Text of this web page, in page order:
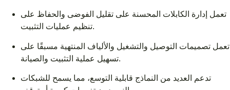
تعمل إدارة الكابلات المحسنة على تقليل الفوضى والحفاظ على
تنظيم عمليات التثبيت.
تعمل تصميمات التوصيل والتشغيل والألياف المنتهية مسبقًا على
تسهيل عملية التثبيت والصيانة.
تدعم العديد من النماذج قابلية التوسع، مما يسمح للشبكات